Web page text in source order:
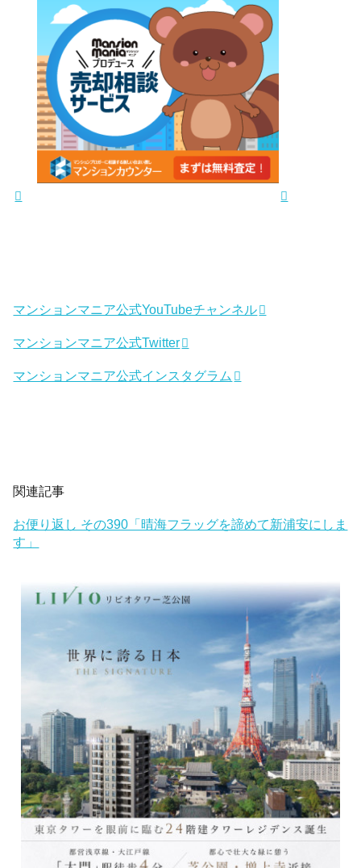
マンションマニア公式YouTubeチャンネル
マンションマニア公式Twitter
マンションマニア公式インスタグラム
関連記事
お便り返し その390「晴海フラッグを諦めて新浦安にしま
す」